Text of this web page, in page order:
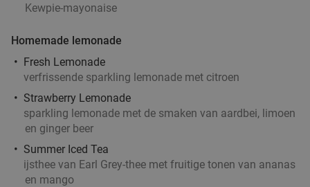
Kewpie-mayonaise
Homemade lemonade
Fresh Lemonade
verfrissende sparkling lemonade met citroen
Strawberry Lemonade
sparkling lemonade met de smaken van aardbei, limoen
en ginger beer
Summer Iced Tea
ijsthee van Earl Grey-thee met fruitige tonen van ananas
en mango